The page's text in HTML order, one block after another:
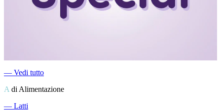
― Vedi tutto
A di Alimentazione
― Latti